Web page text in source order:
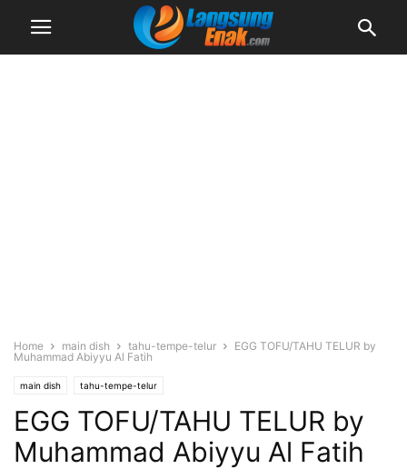
Home main dish tahu-tempe-telur
EGG TOFU/TAHU TELUR by
Muhammad Abiyyu Al Fatih
main dish tahu-tempe-telur
EGG TOFU/TAHU TELUR by
Muhammad Abiyyu Al Fatih